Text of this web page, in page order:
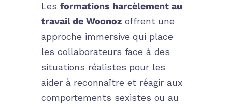
Les formations harcèlement au
travail de Woonozoffrent une
approche immersive qui place
les collaborateurs face à des
situations réalistes pour les
aider à reconnaître et réagir aux
comportements sexistes ou au